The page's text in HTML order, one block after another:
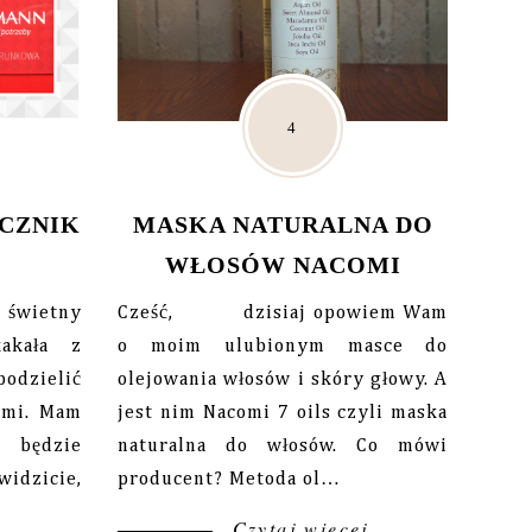
z
Mam
MASKA NATURALNA DO
WŁOSÓW NACOMI
Cześć, dzisiaj opowiem Wam
o moim ulubionym masce do
olejowania włosów i skóry głowy. A
jest nim Nacomi 7 oils czyli maska
naturalna do włosów. Co mówi
producent? Metoda ol…